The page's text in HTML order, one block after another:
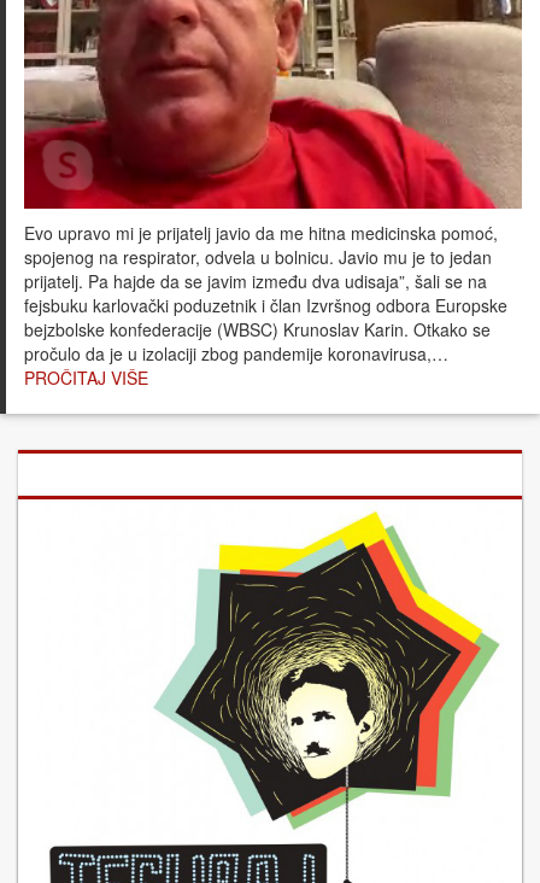
Evo upravo mi je prijatelj javio da me hitna medicinska pomoć,
spojenog na respirator, odvela u bolnicu. Javio mu je to jedan
prijatelj. Pa hajde da se javim između dva udisaja”, šali se na
fejsbuku karlovački poduzetnik i član Izvršnog odbora Europske
bejzbolske konfederacije (WBSC) Krunoslav Karin. Otkako se
pročulo da je u izolaciji zbog pandemije koronavirusa,…
PROČITAJ VIŠE